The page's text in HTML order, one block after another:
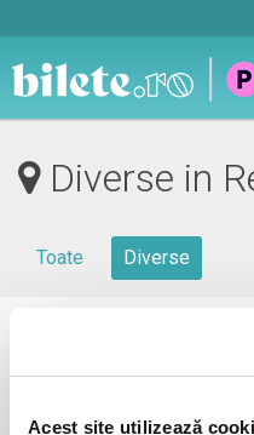
Acest site utilizează
Diverse in
Toate Diverse
0